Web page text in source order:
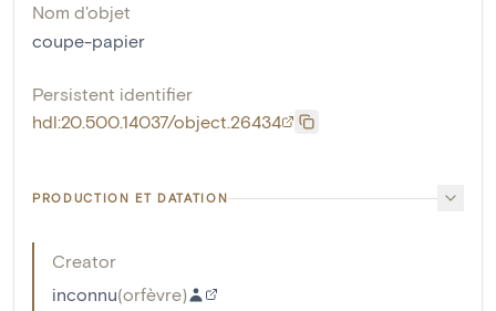
Nom d'objet
coupe-papier
Persistent identifier
hdl:20.500.14037/object.26434
PRODUCTION ET DATATION
Creator
inconnu(orfèvre)